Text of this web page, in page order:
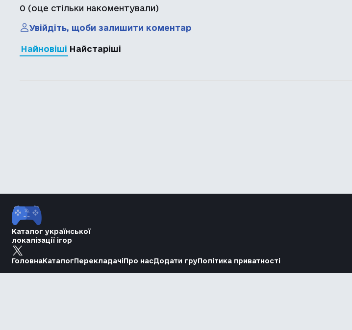
0 (оце стільки накоментували)
Увійдіть, щоби залишити коментар
Найновіші Найстаріші
Каталог української
локалізації ігор
ГоловнаКаталогПерекладачіПро насДодати груПолітика приватності